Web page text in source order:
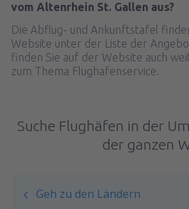
vom Altenrhein St. Gallen aus?
Die Abflug- und Ankunftstafel
Website unter der Liste der
finden Sie auf der Website auch
zum Thema Flughafenservice.
Suche Flughäfen in der
der ganzen
Geh zu den Ländern